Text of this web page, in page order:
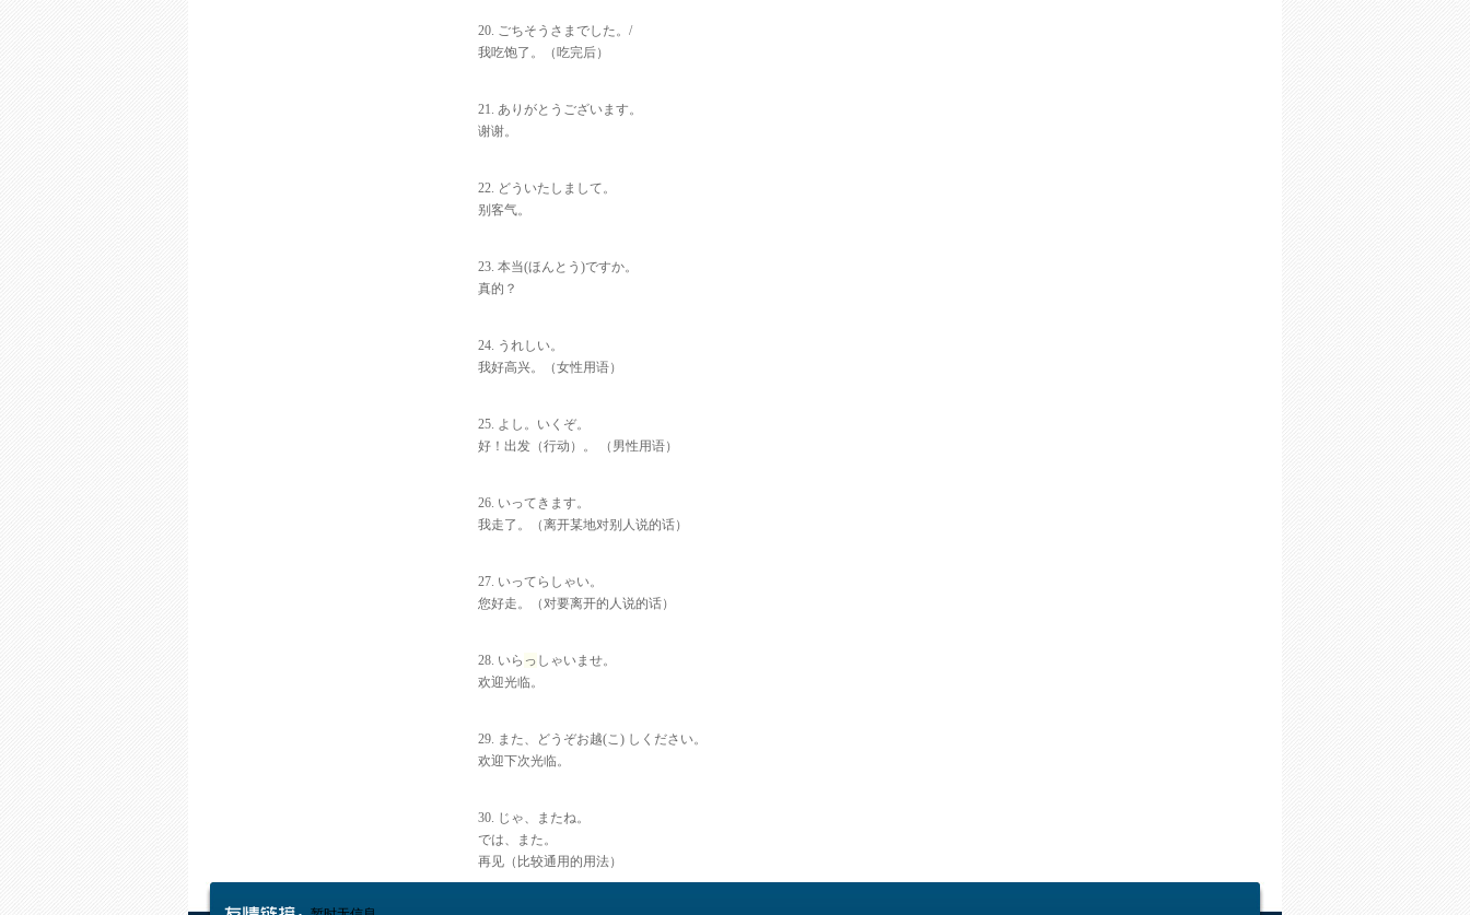
20. ごちそうさまでした。/
我吃饱了。（吃完后）
21. ありがとうございます。
谢谢。
22. どういたしまして。
别客气。
23. 本当(ほんとう)ですか。
真的？
24. うれしい。
我好高兴。（女性用语）
25. よし。いくぞ。
好！出发（行动）。 （男性用语）
26. いってきます。
我走了。（离开某地对别人说的话）
27. いってらしゃい。
您好走。（对要离开的人说的话）
28. いら っ しゃいませ。
欢迎光临。
29. また、どうぞお越(こ) しください。
欢迎下次光临。
30. じゃ、またね。
では、また。
再见（比较通用的用法）